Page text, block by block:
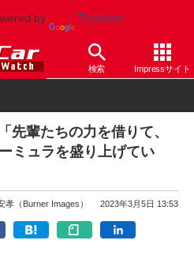
by Translate
検索 Impressサイト
スーパーフォーミュラ
先輩たちの力を借りて、
ミュラを盛り上げてい
孝（Burner Images） 2023年3月5日 13:53